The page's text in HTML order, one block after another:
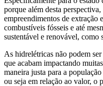
porque além desta
empreendimentos de extração
combustíveis fósseis e até
sustentável e renovável, como
As hidrelétricas não podem
que acabam impactando
maneira justa para a
ou seja em relação ao valor, o